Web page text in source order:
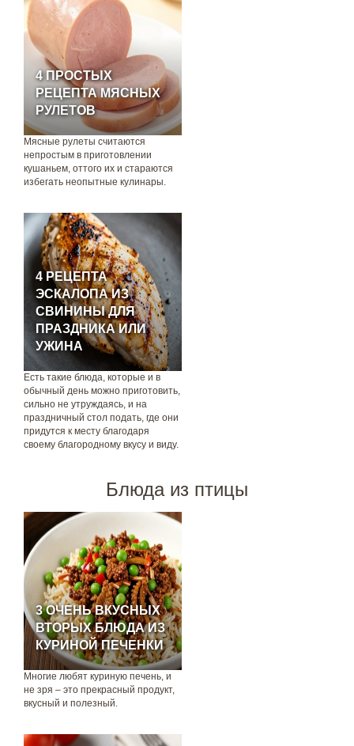
4 ПРОСТЫХ
РЕЦЕПТА МЯСНЫХ
РУЛЕТОВ
Мясные рулеты считаются
непростым в приготовлении
кушаньем, оттого их и стараются
избегать неопытные кулинары.
4 РЕЦЕПТА
ЭСКАЛОПА ИЗ
СВИНИНЫ ДЛЯ
ПРАЗДНИКА ИЛИ
УЖИНА
Есть такие блюда, которые и в
обычный день можно приготовить,
сильно не утруждаясь, и на
праздничный стол подать, где они
придутся к месту благодаря
своему благородному вкусу и виду.
Блюда из птицы
3 ОЧЕНЬ ВКУСНЫХ
ВТОРЫХ БЛЮДА ИЗ
КУРИНОЙ ПЕЧЕНКИ
Многие любят куриную печень, и
не зря – это прекрасный продукт,
вкусный и полезный.